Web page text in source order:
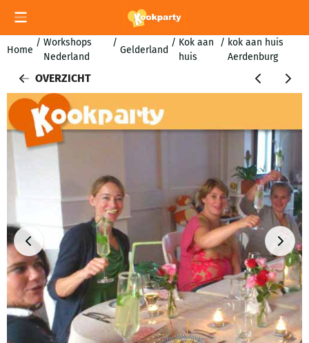
Cookievoorkeuren zijn momenteel gesloten.
Home
/ Workshops
Nederland
/
Gelderland
/ Kok aan
huis
/ kok aan huis
Aerdenburg
OVERZICHT